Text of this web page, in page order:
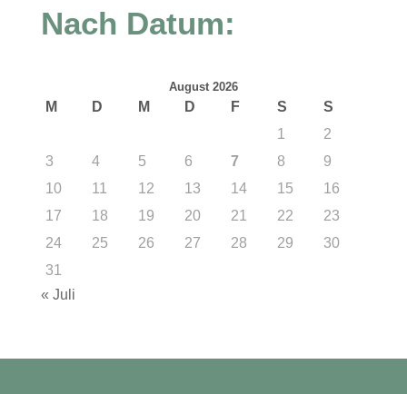
Nach Datum:
August 2026
M D M D F S
S
1
2
3
4 5 6 7 8
9
10
11 12 13 14 15
16
17
18 19 20 21 22
23
24
25 26 27 28 29
30
31
« Juli